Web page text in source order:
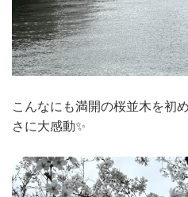
こんなにも満開の桜並木を初
さに大感動✨